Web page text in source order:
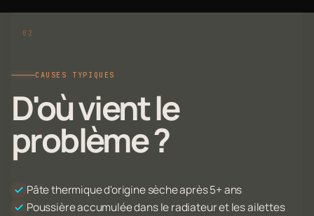
CAUSES TYPIQUES
D'où vient le
problème ?
Pâte thermique d'origine sèche après 5+ ans
Poussière accumulée dans le radiateur et les ailettes